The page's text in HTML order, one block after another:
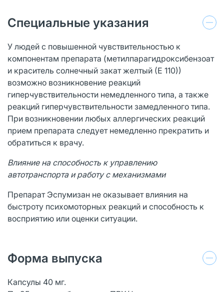
Специальные указания
У людей с повышенной чувствительностью к
компонентам препарата (метилпарагидроксибензоат
и краситель солнечный закат желтый (Е 110))
возможно возникновение реакций
гиперчувствительности немедленного типа, а также
реакций гиперчувствительности замедленного типа.
При возникновении любых аллергических реакций
прием препарата следует немедленно прекратить и
обратиться к врачу.
Влияние на способность к управлению
автотранспорта и работу с механизмами
Препарат Эспумизан не оказывает влияния на
быстроту психомоторных реакций и способность к
восприятию или оценки ситуации.
Форма выпуска
Капсулы 40 мг.